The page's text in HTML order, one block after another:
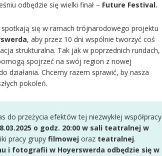
odbędzie się wielki finał – Future Festival.
spotkają się w ramach trójnarodowego projektu
, aby przez 10 dni wspólnie tworzyć coś
strukturalna. Tak jak w poprzednich rundach,
spojrzeć na swój region z nowej
działania. Chcemy razem sprawić, by nasza
pokoleń.
do przeżycia efektów tej niezwykłej współpracy
o godz. 20:00 w sali teatralnej w
pracy grupy filmowej oraz teatralnej.
i fotografii w Hoyerswerda odbędzie się w